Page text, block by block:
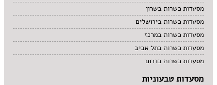
מסעדות כשרות בשרון
מסעדות כשרות בירושלים
מסעדות כשרות במרכז
מסעדות כשרות בתל אביב
מסעדות כשרות בדרום
מסעדות טבעוניות